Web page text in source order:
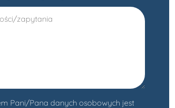
Pani/Pana danych osobowych jest